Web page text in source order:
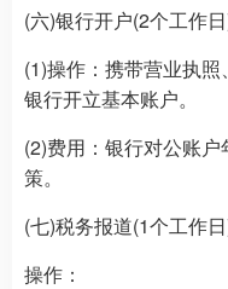
(六)银行开户(2个工作
(1)操作：携带营业执
银行开立基本账户。
(2)费用：银行对公账
策。
(七)税务报道(1个工作
操作：